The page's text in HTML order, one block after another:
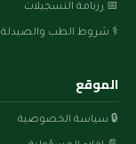
📅 رزنامة التسجيلات
⚕️ شروط الطب والصيدلة
الموقع
🔒 سياسة الخصوصية